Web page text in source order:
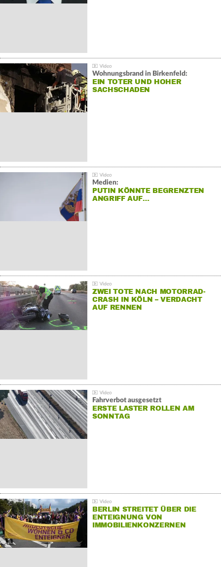
Wohnungsbrand in Birkenfeld:
EIN TOTER UND HOHER
SACHSCHADEN
Medien:
PUTIN KÖNNTE BEGRENZTEN
ANGRIFF AUF…
ZWEI TOTE NACH MOTORRAD-
CRASH IN KÖLN – VERDACHT
AUF RENNEN
Fahrverbot ausgesetzt
ERSTE LASTER ROLLEN AM
SONNTAG
BERLIN STREITET ÜBER DIE
ENTEIGNUNG VON
IMMOBILIENKONZERNEN